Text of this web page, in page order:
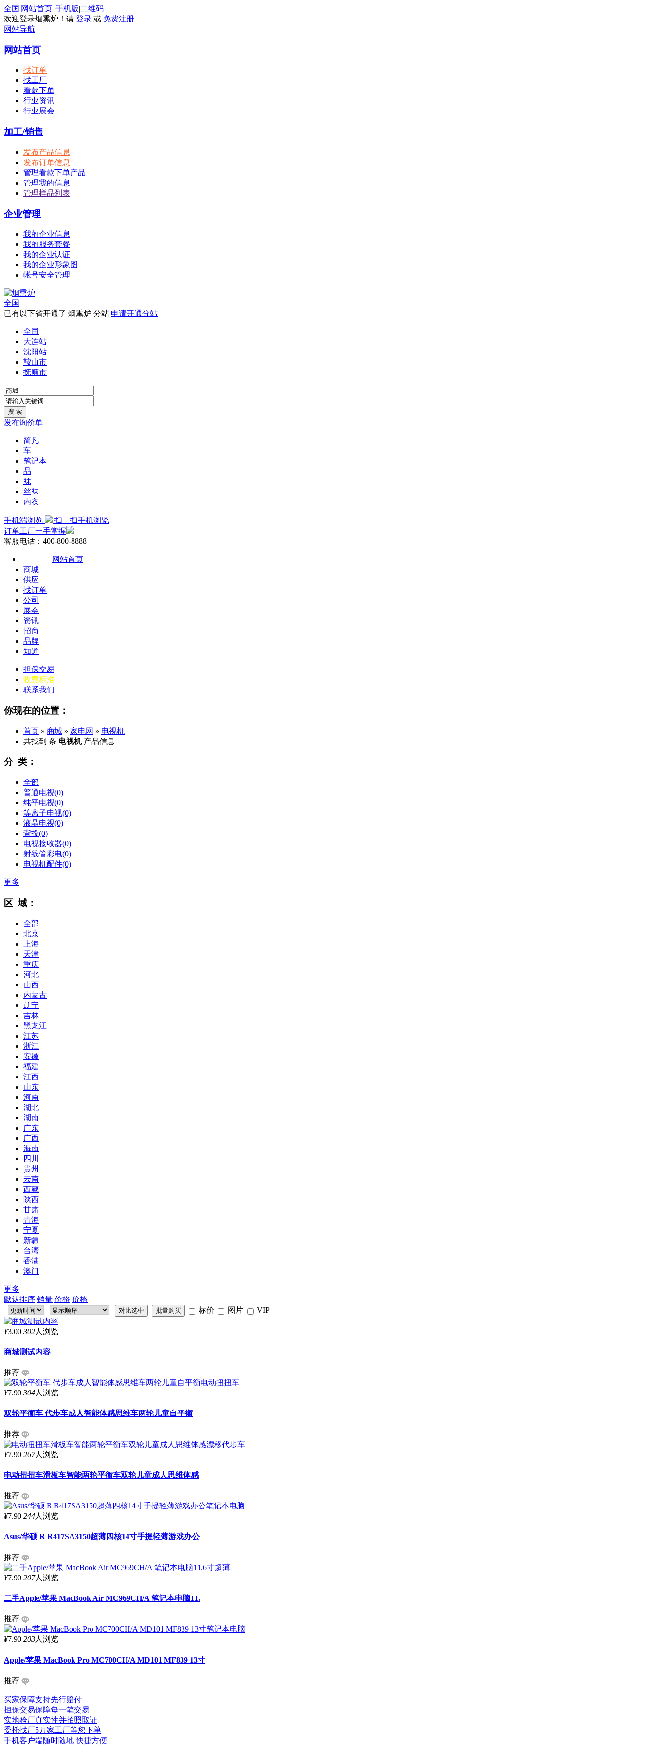
全国|网站首页| 手机版|二维码
欢迎登录烟熏炉！请 登录 或 免费注册
网站导航
网站首页
找订单
找工厂
看款下单
行业资讯
行业展会
加工/销售
发布产品信息
发布订单信息
管理看款下单产品
管理我的信息
管理样品列表
企业管理
我的企业信息
我的服务套餐
我的企业认证
我的企业形象图
帐号安全管理
全国
已有以下省开通了 烟熏炉 分站 申请开通分站
全国
大连站
沈阳站
鞍山市
抚顺市
发布询价单
简凡
车
笔记本
品
袜
丝袜
内衣
手机端浏览
扫一扫手机浏览
订单工厂一手掌握
客服电话：400-800-8888
网站首页
商城
供应
找订单
公司
展会
资讯
招商
品牌
知道
担保交易
收费标准
联系我们
你现在的位置：
首页 » 商城 » 家电网 » 电视机
共找到 条 电视机 产品信息
分 类：
全部
普通电视(0)
纯平电视(0)
等离子电视(0)
液晶电视(0)
背投(0)
电视接收器(0)
射线管彩电(0)
电视机配件(0)
更多
区 域：
全部
北京
上海
天津
重庆
河北
山西
内蒙古
辽宁
吉林
黑龙江
江苏
浙江
安徽
福建
江西
山东
河南
湖北
湖南
广东
广西
海南
四川
贵州
云南
西藏
陕西
甘肃
青海
宁夏
新疆
台湾
香港
澳门
更多
默认排序 销量 价格 价格
标价
图片 VIP
¥3.00 302人浏览
商城测试内容
推荐
¥7.90 304人浏览
双轮平衡车 代步车成人智能体感思维车两轮儿童自平衡
推荐
¥7.90 267人浏览
电动扭扭车滑板车智能两轮平衡车双轮儿童成人思维体感
推荐
¥7.90 244人浏览
Asus/华硕 R R417SA3150超薄四核14寸手提轻薄游戏办公
推荐
¥7.90 207人浏览
二手Apple/苹果 MacBook Air MC969CH/A 笔记本电脑11.
推荐
¥7.90 203人浏览
Apple/苹果 MacBook Pro MC700CH/A MD101 MF839 13寸
推荐
买家保障支持先行赔付
担保交易保障每一笔交易
实地验厂真实性并拍照取证
委托找厂5万家工厂等您下单
手机客户端随时随地 快捷方便